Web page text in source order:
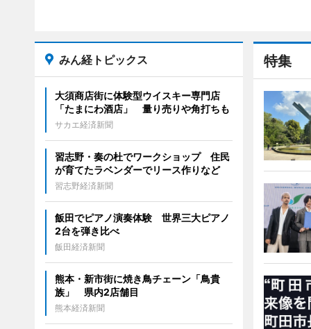
特集
みん経トピックス
大須商店街に体験型ウイスキー専門店
「たまにわ酒店」 量り売りや角打ちも
サカエ経済新聞
習志野・奏の杜でワークショップ 住民
が育てたラベンダーでリース作りなど
習志野経済新聞
飯田でピアノ演奏体験 世界三大ピアノ
2台を弾き比べ
飯田経済新聞
熊本・新市街に焼き鳥チェーン「鳥貴
族」 県内2店舗目
熊本経済新聞